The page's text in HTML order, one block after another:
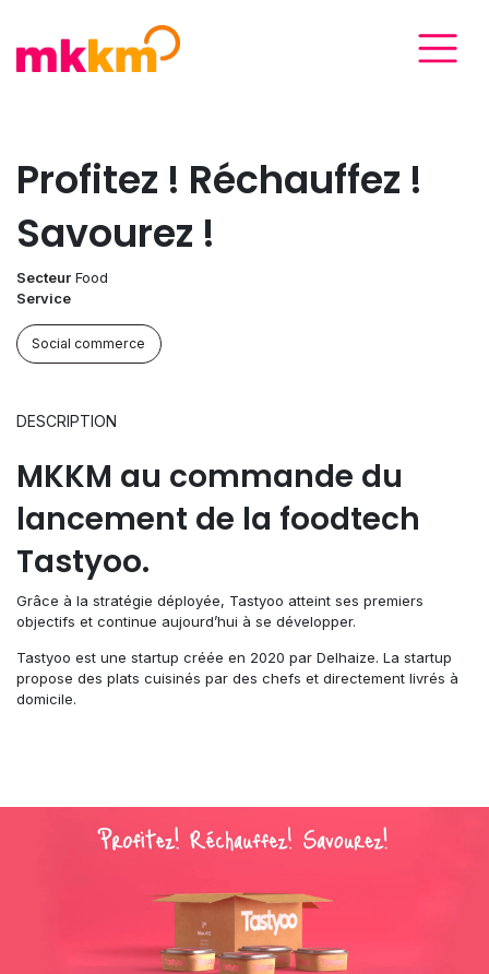
Profitez ! Réchauffez !
Savourez !
Secteur Food
Service
Social commerce
DESCRIPTION
MKKM au commande du
lancement de la foodtech
Tastyoo.
Grâce à la stratégie déployée, Tastyoo atteint ses premiers
objectifs et continue aujourd’hui à se développer.
Tastyoo est une startup créée en 2020 par Delhaize. La startup
propose des plats cuisinés par des chefs et directement livrés à
domicile.